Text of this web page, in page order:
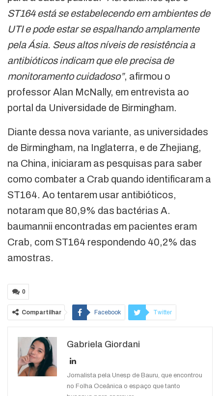
ST164 está se estabelecendo em ambientes de
UTI e pode estar se espalhando amplamente
pela Ásia. Seus altos níveis de resistência a
antibióticos indicam que ele precisa de
monitoramento cuidadoso”, afirmou o
professor Alan McNally, em entrevista ao
portal da Universidade de Birmingham.
Diante dessa nova variante, as universidades
de Birmingham, na Inglaterra, e de Zhejiang,
na China, iniciaram as pesquisas para saber
como combater a Crab quando identificaram a
ST164. Ao tentarem usar antibióticos,
notaram que 80,9% das bactérias A.
baumannii encontradas em pacientes eram
Crab, com ST164 respondendo 40,2% das
amostras.
0
Compartilhar Facebook Twitter
WhatsApp
Gabriela Giordani
Jornalista pela Unesp de Bauru, que encontrou
no Folha Oceânica o espaço que tanto